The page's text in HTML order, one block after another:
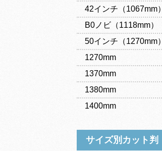
42インチ（1067mm）
B0ノビ（1118mm）
50インチ（1270mm）
1270mm
1370mm
1380mm
1400mm
サイズ別カット判